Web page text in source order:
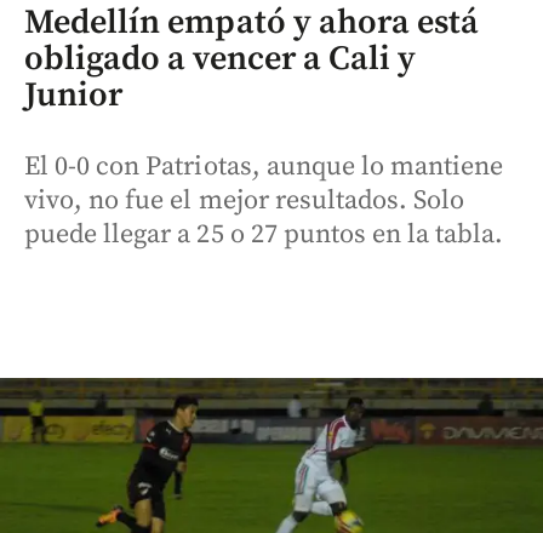
Medellín empató y ahora está
obligado a vencer a Cali y
Junior
El 0-0 con Patriotas, aunque lo mantiene
vivo, no fue el mejor resultados. Solo
puede llegar a 25 o 27 puntos en la tabla.